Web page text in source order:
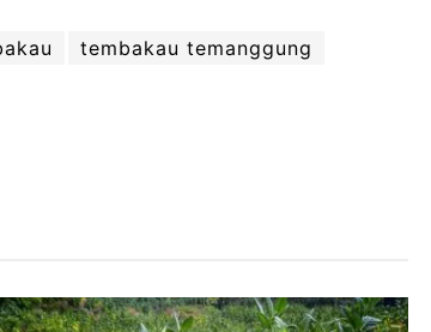
tembakau temanggung